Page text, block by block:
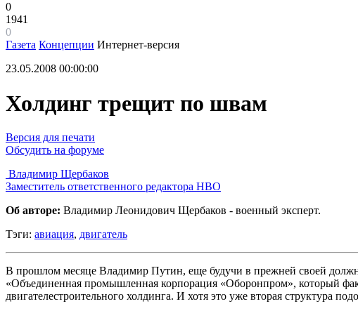
0
1941
0
Газета Концепции Интернет-версия
23.05.2008 00:00:00
Холдинг трещит по швам
Версия для печати
Обсудить на форуме
Владимир Щербаков
Заместитель ответственного редактора НВО
Об авторе: Владимир Леонидович Щербаков - военный эксперт.
Тэги: авиация, двигатель
В прошлом месяце Владимир Путин, еще будучи в прежней своей
«Объединенная промышленная корпорация «Оборонпром», который
двигателестроительного холдинга. И хотя это уже вторая структура